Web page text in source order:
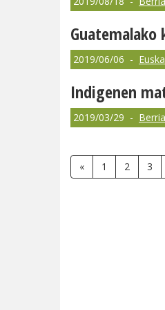
Guatemalako
2019/06/06 -
Indigenen
2019/03/29 - Berria
« 1 2 3